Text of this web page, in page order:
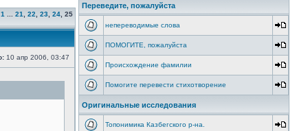
1 21 22 23 24 25
10 апр 2006, 03:47
Переведите, пожалуйста
непереводимые слова
ПОМОГИТЕ, пожалуйста
Происхождение фамилии
Помогите перевести стихотворение
Оригинальные исследования
Топонимика Казбегского р-на.